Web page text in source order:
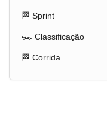
🏁 Sprint
🏎️ Classificação
🏁 Corrida